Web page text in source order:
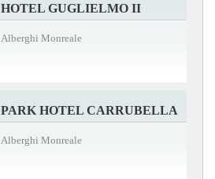
HOTEL GUGLIELMO II
Alberghi Monreale
PARK HOTEL CARRUBELLA
Alberghi Monreale